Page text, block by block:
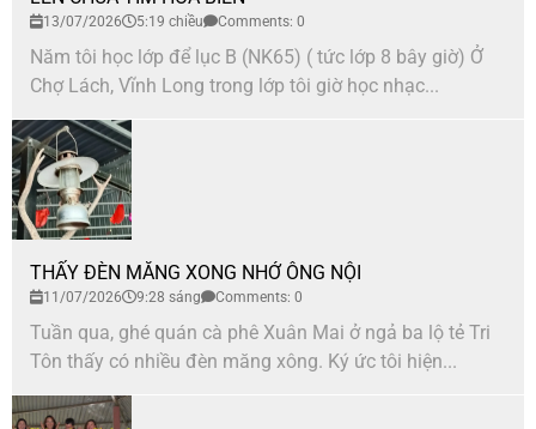
13/07/2026 5:19 chiều Comments: 0
Năm tôi học lớp để lục B (NK65) ( tức lớp 8 bây giờ) Ở
Chợ Lách, Vĩnh Long trong lớp tôi giờ học nhạc...
THẤY ĐÈN MĂNG XONG NHỚ ÔNG NỘI
11/07/2026 9:28 sáng Comments: 0
Tuần qua, ghé quán cà phê Xuân Mai ở ngả ba lộ tẻ Tri
Tôn thấy có nhiều đèn măng xông. Ký ức tôi hiện...